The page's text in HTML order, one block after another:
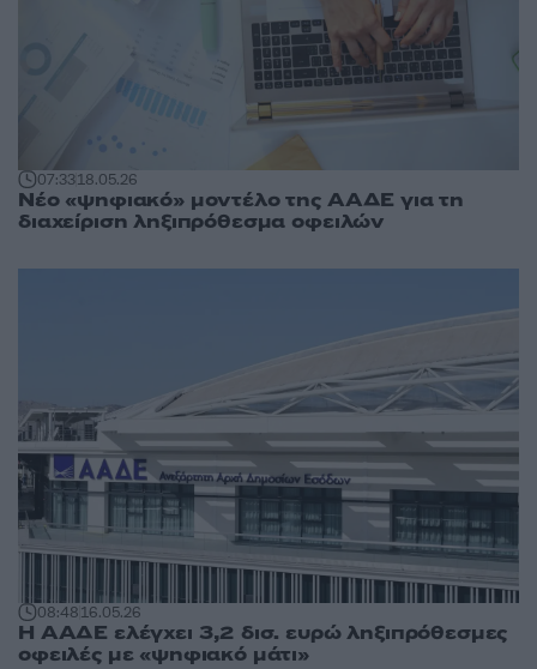
07:3318.05.26
Νέο «ψηφιακό» μοντέλο της ΑΑΔΕ για τη
διαχείριση ληξιπρόθεσμα οφειλών
08:4816.05.26
Η ΑΑΔΕ ελέγχει 3,2 δισ. ευρώ ληξιπρόθεσμες
οφειλές με «ψηφιακό μάτι»